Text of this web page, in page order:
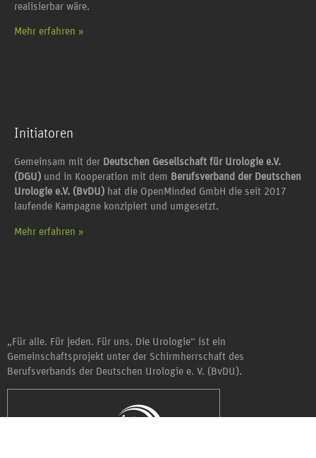
realisierbar wäre.
Mehr erfahren »
Initiatoren
Gemeinsam mit der Deutschen Gesellschaft für Urologie e.V.
(DGU) und in Kooperation mit dem Berufsverband der Deutschen
Urologie e.V. (BvDU) hat die OpenMinded GmbH die seit 2017
laufende Kampagne konzipiert und umgesetzt.
Mehr erfahren »
„Für alle. Für jeden. Für uns. Die Urologie“ ist ein
Gemeinschaftsprojekt unter der Schirmherrschaft des
Berufsverbands der Deutschen Urologie e. V. (BvDU).